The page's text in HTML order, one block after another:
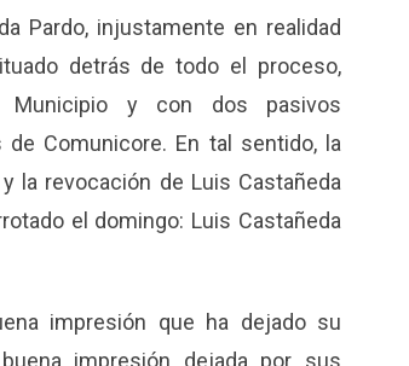
Pardo, injustamente en realidad
detrás de todo el proceso,
Municipio y con dos pasivos
Comunicore. En tal sentido, la
la revocación de Luis Castañeda
el domingo: Luis Castañeda
impresión que ha dejado su
impresión dejada por sus